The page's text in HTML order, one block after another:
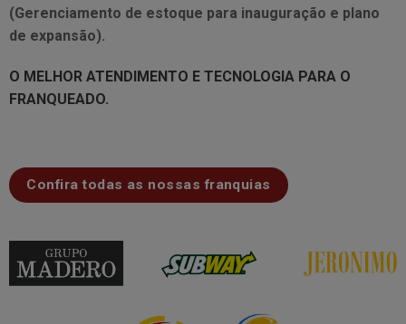
(Gerenciamento de estoque para inauguração e plano
de expansão).
O MELHOR ATENDIMENTO E TECNOLOGIA PARA O
FRANQUEADO.
Confira todas as nossas franquias